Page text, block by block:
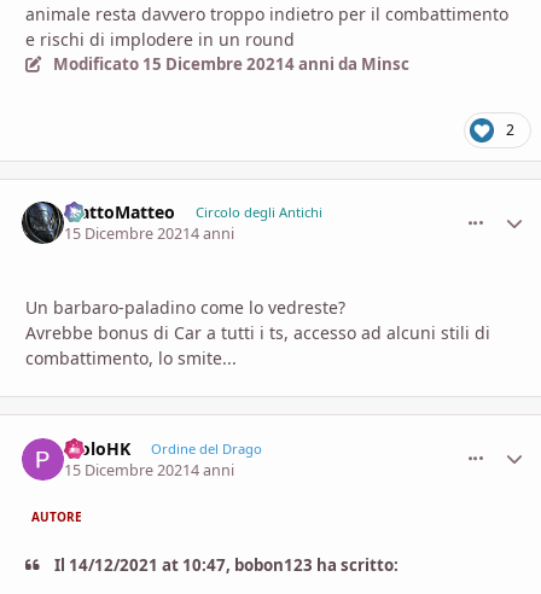
animale resta davvero troppo indietro per il combattimento
e rischi di implodere in un round
Modificato 15 Dicembre 20214 anni da Minsc
2
MattoMatteo Circolo degli Antichi
15 Dicembre 20214 anni
Un barbaro-paladino come lo vedreste?
Avrebbe bonus di Car a tutti i ts, accesso ad alcuni stili di
combattimento, lo smite...
PioloHK Ordine del Drago
15 Dicembre 20214 anni
AUTORE
Il 14/12/2021 at 10:47, bobon123 ha scritto: